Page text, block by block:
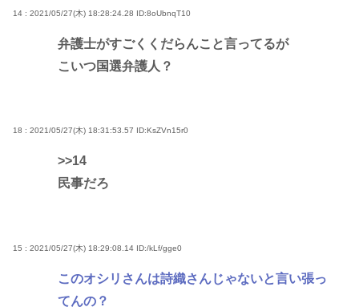
14 : 2021/05/27(木) 18:28:24.28 ID:8oUbnqT10
弁護士がすごくくだらんこと言ってるが
こいつ国選弁護人？
18 : 2021/05/27(木) 18:31:53.57 ID:KsZVn15r0
>>14
民事だろ
15 : 2021/05/27(木) 18:29:08.14 ID:/kLf/gge0
このオシリさんは詩織さんじゃないと言い張っ
てんの？